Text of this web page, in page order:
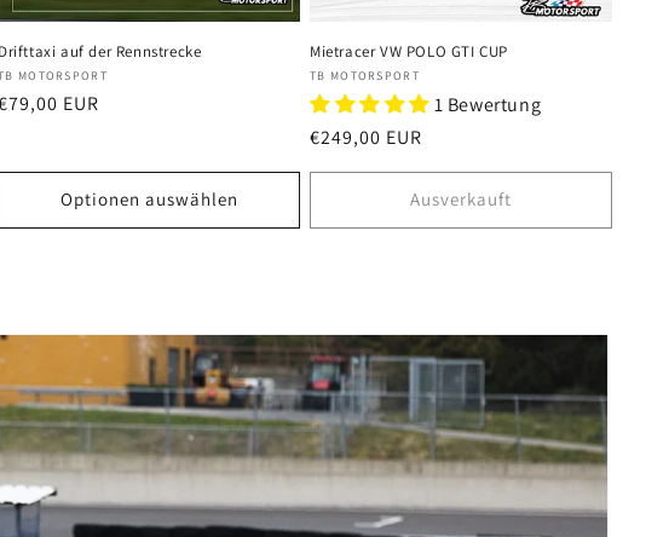
Drifttaxi auf der Rennstrecke
MOTORSPORT
EUR
Optionen auswählen
Mietracer VW POLO GTI CUP
Anbieter:
TB MOTORSPORT
1 Bewertung
Normaler
€249,00 EUR
Ausverkauft